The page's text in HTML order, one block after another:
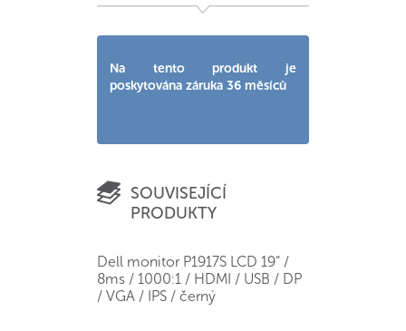
Na tento produkt je
poskytována záruka 36 měsíců
SOUVISEJÍCÍ
PRODUKTY
Dell monitor P1917S LCD 19” /
8ms / 1000:1 / HDMI / USB / DP
/ VGA / IPS / černý